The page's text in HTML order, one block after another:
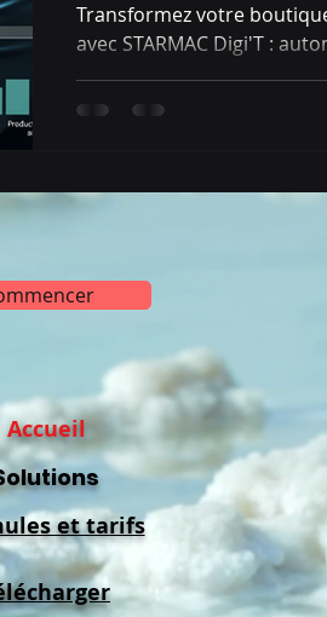
Transformez votre
avec STARMAC Digi'T :
Accueil
et tarifs